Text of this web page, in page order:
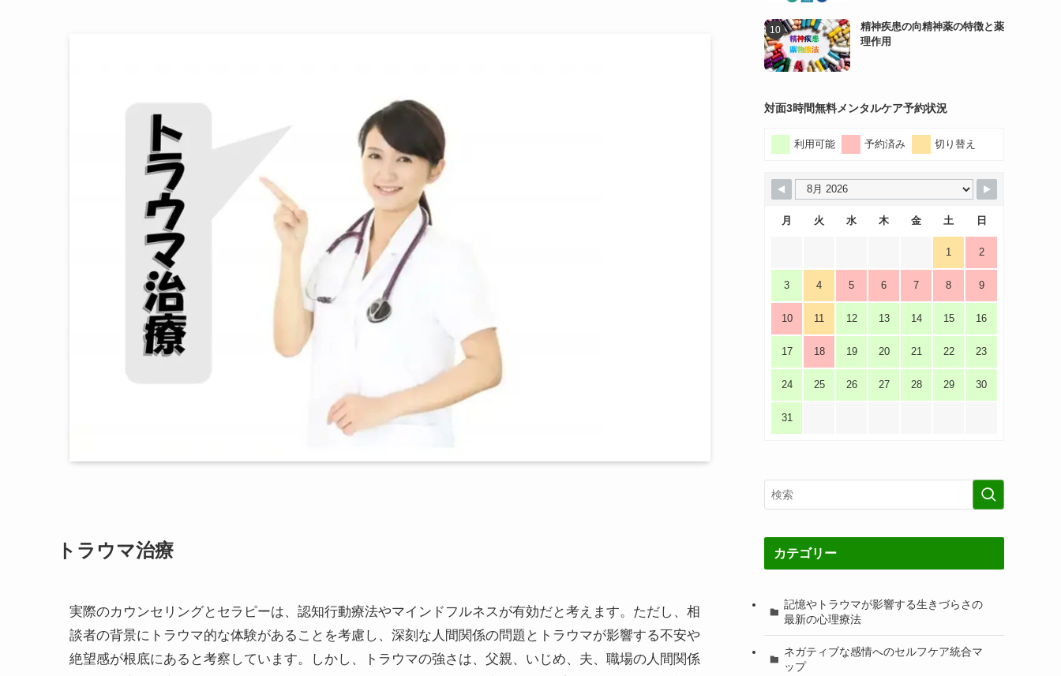
トラウマ治療
実際のカウンセリングとセラピーは、認知行動療法やマインドフルネスが有効だと考えます。ただし、相
談者の背景にトラウマ的な体験があることを考慮し、深刻な人間関係の問題とトラウマが影響する不安や
絶望感が根底にあると考察しています。しかし、トラウマの強さは、父親、いじめ、夫、職場の人間関係
精神疾患の向精神薬の特徴と薬
理作用
対面3時間無料メンタルケア予約状況
利用可能 予約済み 切り替え
月 火 水 木 金 土 日
1 2
3 4 5 6 7 8 9
10 11 12 13 14 15 16
17 18 19 20 21 22 23
24 25 26 27 28 29 30
31
カテゴリー
記憶やトラウマが影響する生きづらさの
最新の心理療法
ネガティブな感情へのセルフケア統合マ
ップ